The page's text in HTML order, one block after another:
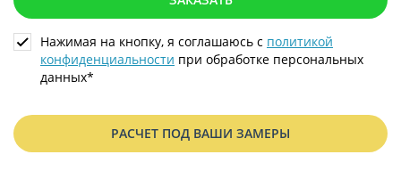
Нажимая на кнопку, я соглашаюсь с политикой
конфиденциальности при обработке персональных
данных*
РАСЧЕТ ПОД ВАШИ ЗАМЕРЫ